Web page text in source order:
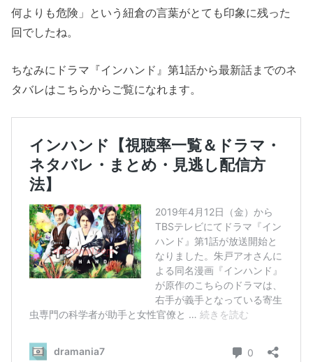
何よりも危険」という紐倉の言葉がとても印象に残った
回でしたね。
ちなみにドラマ『インハンド』第1話から最新話までのネ
タバレはこちらからご覧になれます。